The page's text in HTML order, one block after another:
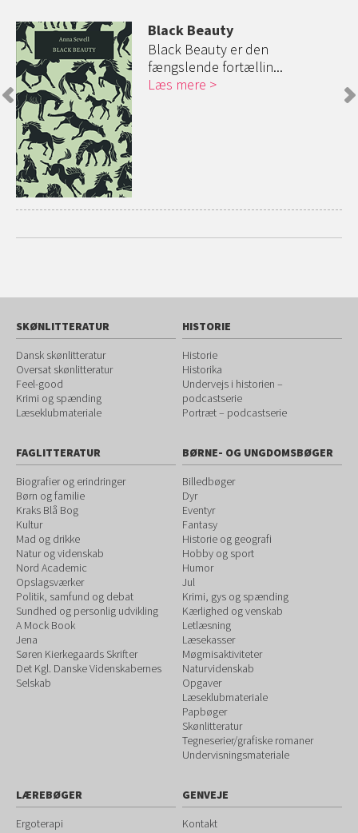
Black Beauty
Black Beauty er den
fængslende fortællin...
Læs mere
SKØNLITTERATUR
Dansk skønlitteratur
Oversat skønlitteratur
Feel-good
Krimi og spænding
Læseklubmateriale
HISTORIE
Historie
Historika
Undervejs i historien –
podcastserie
Portræt – podcastserie
FAGLITTERATUR
Biografier og erindringer
Børn og familie
Kraks Blå Bog
Kultur
Mad og drikke
Natur og videnskab
Nord Academic
Opslagsværker
Politik, samfund og debat
Sundhed og personlig udvikling
A Mock Book
Jena
Søren Kierkegaards Skrifter
Det Kgl. Danske Videnskabernes
Selskab
BØRNE- OG UNGDOMSBØGER
Billedbøger
Dyr
Eventyr
Fantasy
Historie og geografi
Hobby og sport
Humor
Jul
Krimi, gys og spænding
Kærlighed og venskab
Letlæsning
Læsekasser
Møgmisaktiviteter
Naturvidenskab
Opgaver
Læseklubmateriale
Papbøger
Skønlitteratur
Tegneserier/grafiske romaner
Undervisningsmateriale
LÆREBØGER
Ergoterapi
GENVEJE
Kontakt